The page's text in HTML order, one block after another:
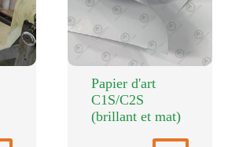
Papier d'art
C1S/C2S
(brillant et mat)